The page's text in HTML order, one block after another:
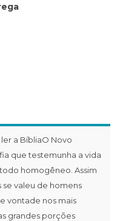
a BíbliaO Novo
que testemunha a vida
homogêneo. Assim
valeu de homens
vontade nos mais
grandes porções